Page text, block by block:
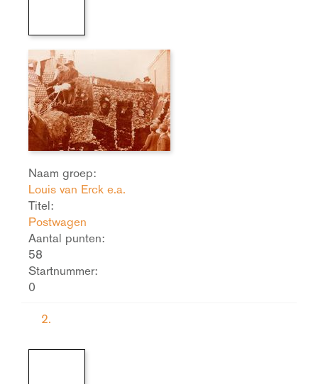
Naam groep:
Louis van Erck e.a.
Titel:
Postwagen
Aantal punten:
58
Startnummer:
0
2.